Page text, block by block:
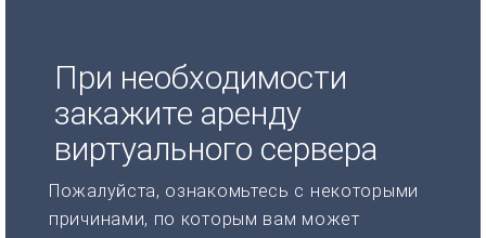
При необходимости
закажите аренду
виртуального сервера
Пожалуйста, ознакомьтесь с некоторыми
причинами, по которым вам может